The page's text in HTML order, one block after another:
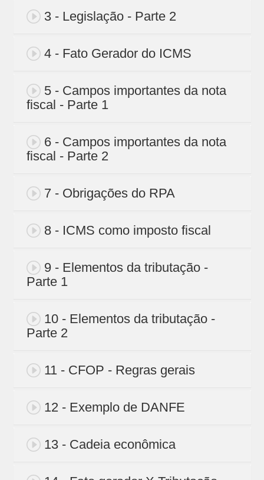
3 - Legislação - Parte 2
4 - Fato Gerador do ICMS
5 - Campos importantes da nota
fiscal - Parte 1
6 - Campos importantes da nota
fiscal - Parte 2
7 - Obrigações do RPA
8 - ICMS como imposto fiscal
9 - Elementos da tributação -
Parte 1
10 - Elementos da tributação -
Parte 2
11 - CFOP - Regras gerais
12 - Exemplo de DANFE
13 - Cadeia econômica